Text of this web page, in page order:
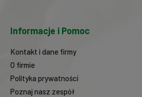
Informacje i Pomoc
Kontakt i dane firmy
O firmie
Polityka prywatności
Poznaj nasz zespół